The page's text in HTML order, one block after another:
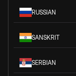
RUSSIAN
SANSKRIT
SERBIAN